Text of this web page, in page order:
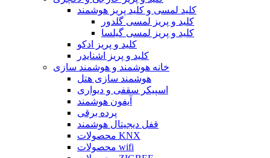
کلید لمسی و کلید پریز هوشمند
کلید و پریز لمسی گلدور
کلید و پریز لمسی گیلسا
کلید و پریز ادکو
کلید و پریز اشنایدر
خانه هوشمند و هوشمند سازی
هوشمند سازی هتل
اسپیکر سقفی و دیواری
آیفون هوشمند
پرده برقی
قفل دیجیتال هوشمند
محصولات KNX
محصولات wifi